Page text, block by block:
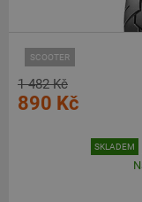
SCOOTER
1 482 Kč
890 Kč
SKLADEM